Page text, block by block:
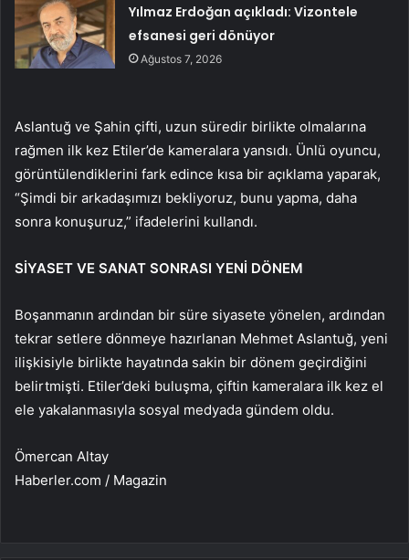
Yılmaz Erdoğan açıkladı: Vizontele
efsanesi geri dönüyor
Ağustos 7, 2026
Aslantuğ ve Şahin çifti, uzun süredir birlikte olmalarına
rağmen ilk kez Etiler’de kameralara yansıdı. Ünlü oyuncu,
görüntülendiklerini fark edince kısa bir açıklama yaparak,
“Şimdi bir arkadaşımızı bekliyoruz, bunu yapma, daha
sonra konuşuruz,” ifadelerini kullandı.
SİYASET VE SANAT SONRASI YENİ DÖNEM
Boşanmanın ardından bir süre siyasete yönelen, ardından
tekrar setlere dönmeye hazırlanan Mehmet Aslantuğ, yeni
ilişkisiyle birlikte hayatında sakin bir dönem geçirdiğini
belirtmişti. Etiler’deki buluşma, çiftin kameralara ilk kez el
ele yakalanmasıyla sosyal medyada gündem oldu.
Ömercan Altay
Haberler.com / Magazin